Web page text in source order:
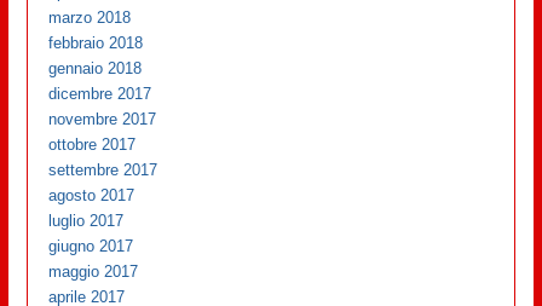
marzo 2018
febbraio 2018
gennaio 2018
dicembre 2017
novembre 2017
ottobre 2017
settembre 2017
agosto 2017
luglio 2017
giugno 2017
maggio 2017
aprile 2017